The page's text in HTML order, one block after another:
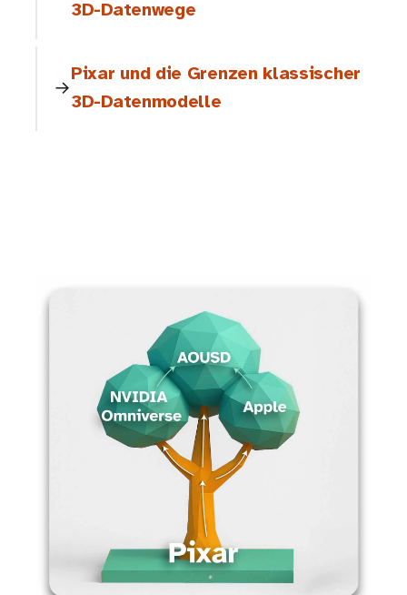
3D-Datenwege
Pixar und die Grenzen klassischer
3D-Datenmodelle